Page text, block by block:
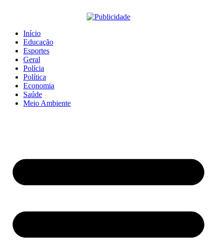
Início
Educação
Esportes
Geral
Polícia
Política
Economia
Saúde
Meio Ambiente